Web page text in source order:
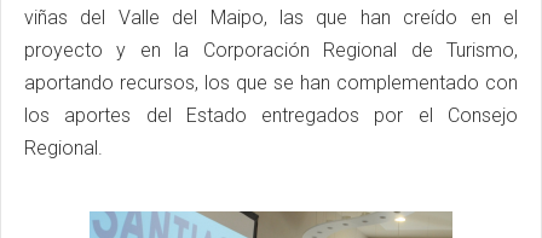
viñas del Valle del Maipo, las que han creído en el
proyecto y en la Corporación Regional de Turismo,
aportando recursos, los que se han complementado con
los aportes del Estado entregados por el Consejo
Regional.